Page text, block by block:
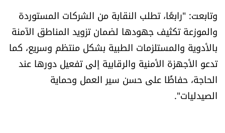
وتابعت: "رابعًا، تطلب النقابة من الشركات المستوردة
والموزعة تكثيف جهودها لضمان تزويد المناطق الآمنة
بالأدوية والمستلزمات الطبية بشكل منتظم وسريع، كما
تدعو الأجهزة الأمنية والرقابية إلى تفعيل دورها عند
الحاجة، حفاظًا على حسن سير العمل وحماية
الصيدليات".